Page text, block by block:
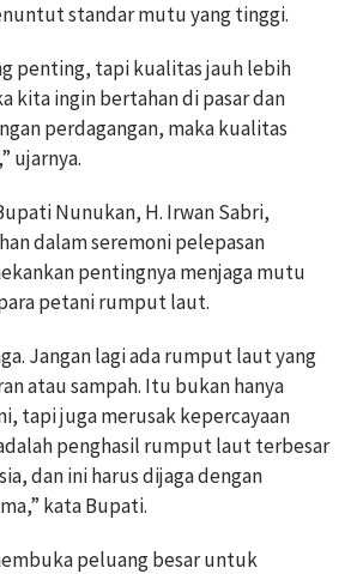
standar mutu yang tinggi.
penting, tapi kualitas jauh lebih
kita ingin bertahan di pasar dan
perdagangan, maka kualitas
ujarnya.
Nunukan, H. Irwan Sabri,
dalam seremoni pelepasan
pentingnya menjaga mutu
petani rumput laut.
Jangan lagi ada rumput laut yang
atau sampah. Itu bukan hanya
tapi juga merusak kepercayaan
penghasil rumput laut terbesar
dan ini harus dijaga dengan
kata Bupati.
peluang besar untuk